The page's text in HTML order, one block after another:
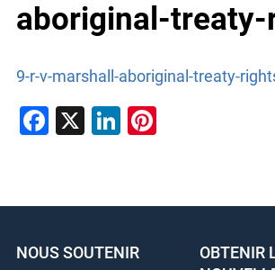
aboriginal-
9-r-v-marshall-aboriginal-treaty-
F
e
X
Li
e
e
NOUS SOUTENIR
OBTENIR